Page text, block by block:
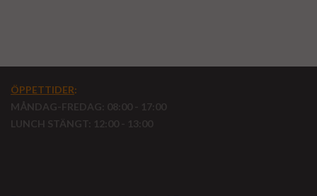
ÖPPETTIDER:
MÅNDAG-FREDAG: 08:00 - 17:00
LUNCH STÄNGT: 12:00 - 13:00